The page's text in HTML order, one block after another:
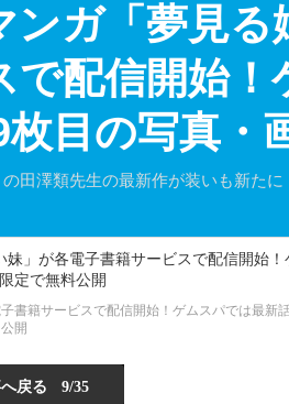
ンガ「夢見
で配信開始
目の写真・
田澤類先生の最新作が装いも新た
書籍サービスで配信開始！ゲムスパでは最新
公開
戻る 9/35